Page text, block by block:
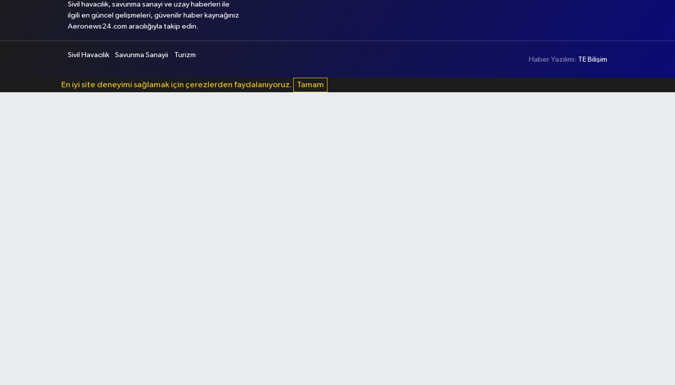
Sivil havacılık, savunma sanayi ve uzay haberleri ile
ilgili en güncel gelişmeleri, güvenilir haber kaynağınız
Aeronews24.com aracılığıyla takip edin.
Sivil Havacılık Savunma Sanayii Turizm
Haber Yazılımı: TE Bilişim
En iyi site deneyimi sağlamak için çerezlerden faydalanıyoruz. Tamam